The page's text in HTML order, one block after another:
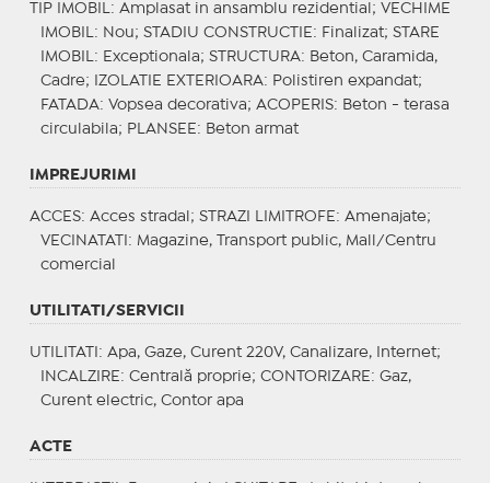
TIP IMOBIL : Amplasat in ansamblu rezidential; VECHIME
IMOBIL : Nou; STADIU CONSTRUCTIE : Finalizat; STARE
IMOBIL : Exceptionala; STRUCTURA: Beton, Caramida,
Cadre;
IZOLATIE EXTERIOARA: Polistiren expandat;
FATADA: Vopsea decorativa; ACOPERIS: Beton - terasa
circulabila; PLANSEE : Beton armat
IMPREJURIMI
ACCES: Acces stradal; STRAZI LIMITROFE : Amenajate;
VECINATATI : Magazine, Transport public, Mall/Centru
comercial
UTILITATI/SERVICII
UTILITATI : Apa, Gaze, Curent 220V, Canalizare, Internet;
INCALZIRE : Centrală proprie; CONTORIZARE : Gaz,
Curent electric, Contor apa
ACTE